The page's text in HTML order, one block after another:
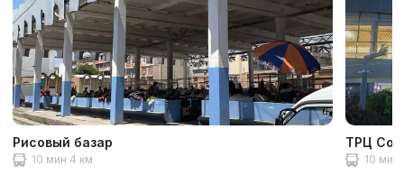
Рисовый базар
10 мин 4 км
ТРЦ
10 мин